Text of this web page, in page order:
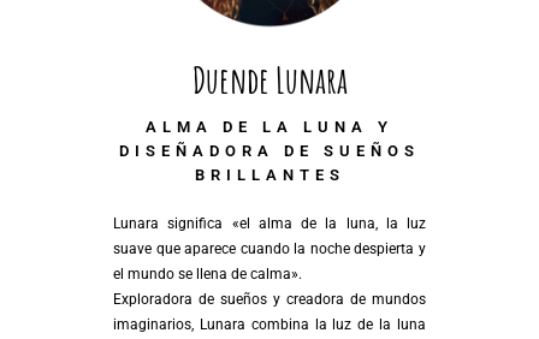
Duende Lunara
ALMA DE LA LUNA Y
DISEÑADORA DE SUEÑOS
BRILLANTES
Lunara significa «el alma de la luna, la luz
suave que aparece cuando la noche despierta y
el mundo se llena de calma».
Exploradora de sueños y creadora de mundos
imaginarios, Lunara combina la luz de la luna